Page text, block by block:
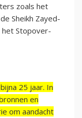
zoals het
Sheikh Zayed-
het Stopover-
25 jaar. In
en
om aandacht